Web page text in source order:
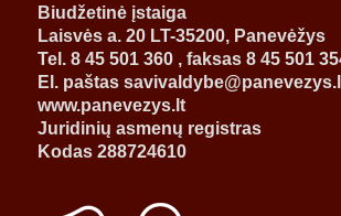
Biudžetinė įstaiga
Laisvės a. 20 LT-35200, Panevėžys
Tel. 8 45 501 360 , faksas 8 45 501
El. paštas
www.panevezys.lt
Juridinių asmenų registras
Kodas 288724610